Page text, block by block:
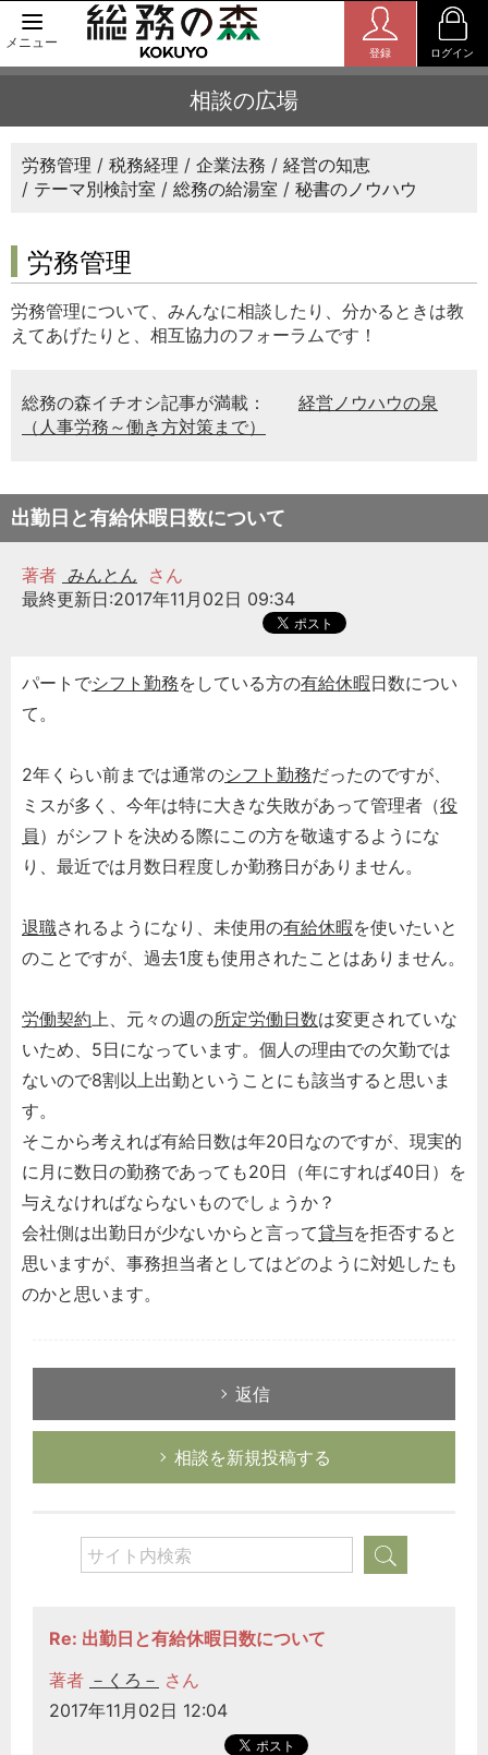
メニュー
登録 ログイン
相談の広場
労務管理 税務経理 企業法務
経営の知恵
テーマ別検討室
総務の給湯室 秘書のノウハウ
労務管理
労務管理について、みんなに相談したり、分かるときは教
えてあげたりと、相互協力のフォーラムです！
総務の森イチオシ記事が満載：
経営ノウハウの泉
（人事労務～働き方対策まで）
出勤日と有給休暇日数について
著者 みんとん
さん
最終更新日:2017年11月02日 09:34
パートでシフト勤務をしている方の有給休暇日数につい
て。
2年くらい前までは通常のシフト勤務だったのですが、
ミスが多く、今年は特に大きな失敗があって管理者（役
員 ）がシフトを決める際にこの方を敬遠するようにな
り、最近では月数日程度しか勤務日がありません。
退職されるようになり、未使用の有給休暇を使いたいと
のことですが、過去1度も使用されたことはありません。
労働契約上、元々の週の所定労働日数は変更されていな
いため、5日になっています。個人の理由での欠勤では
ないので8割以上出勤ということにも該当すると思いま
す。
そこから考えれば有給日数は年20日なのですが、現実的
に月に数日の勤務であっても20日（年にすれば40日）を
与えなければならないものでしょうか？
会社側は出勤日が少ないからと言って貸与を拒否すると
思いますが、事務担当者としてはどのように対処したも
のかと思います。
返信
相談を新規投稿する
Re: 出勤日と有給休暇日数について
著者 －くろ－ さん
2017年11月02日 12:04